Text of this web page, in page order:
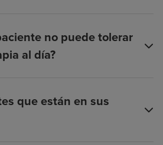
no puede tolerar
al día?
que están en sus